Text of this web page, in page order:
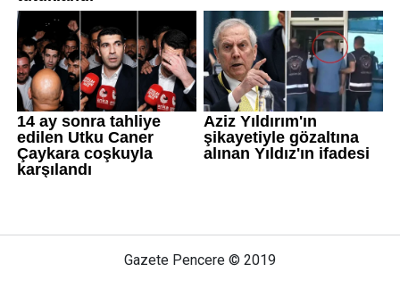
Gazete Pencere © 2019